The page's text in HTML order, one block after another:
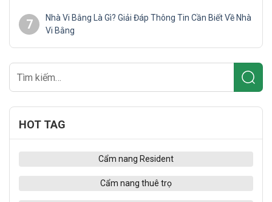
7
Nhà Vi Bằng Là Gì? Giải Đáp Thông Tin Cần Biết Về Nhà
Vi Bằng
HOT TAG
Cẩm nang Resident
Cẩm nang thuê trọ